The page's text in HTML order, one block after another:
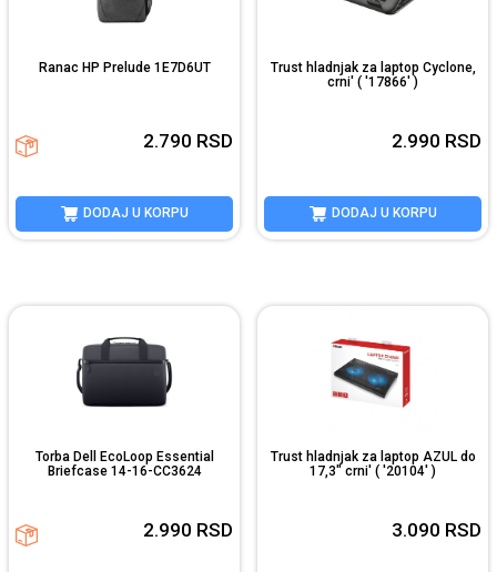
Ranac HP Prelude 1E7D6UT
2.790 RSD
DODAJ U KORPU
Trust hladnjak za laptop Cyclone,
crni' ( '17866' )
2.990 RSD
DODAJ U KORPU
Torba Dell EcoLoop Essential
Briefcase 14-16-CC3624
2.990 RSD
Trust hladnjak za laptop AZUL do
17,3" crni' ( '20104' )
3.090 RSD